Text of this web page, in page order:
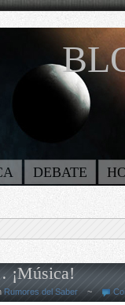
DEBATE
¡Música!
Rumores del Saber~